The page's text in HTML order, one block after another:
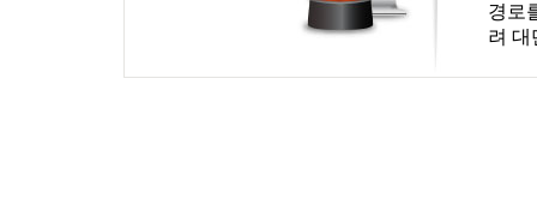
경로
려 대